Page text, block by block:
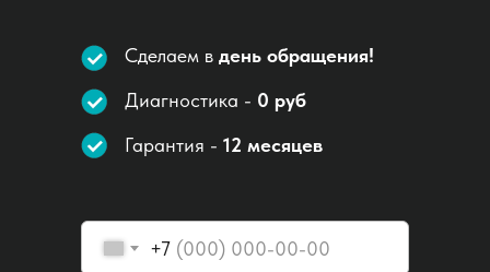
+7
Диагностика - 0 руб
Сделаем в день обращения!
Гарантия - 12 месяцев